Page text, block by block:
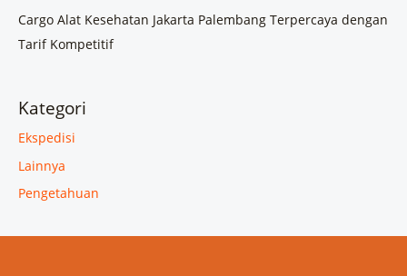
Cargo Alat Kesehatan Jakarta Palembang Terpercaya dengan
Tarif Kompetitif
Kategori
Ekspedisi
Lainnya
Pengetahuan